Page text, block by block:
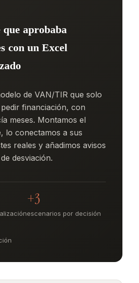
que aprobaba
con un Excel
de VAN/TIR que solo
financiación, con
meses. Montamos el
lo conectamos a sus
reales y añadimos avisos
desviación.
+3
escenarios por decisión